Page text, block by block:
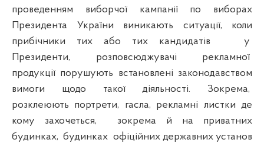
проведенням виборчої кампанії по виборах
Президента України виникають ситуації, коли
прибічники тих або тих кандидатів у
Президенти, розповсюджувачі рекламної
продукції порушують встановлені законодавством
вимоги щодо такої діяльності. Зокрема,
розклеюють портрети, гасла, рекламні листки де
кому захочеться, зокрема й на приватних
будинках, будинках офіційних державних установ